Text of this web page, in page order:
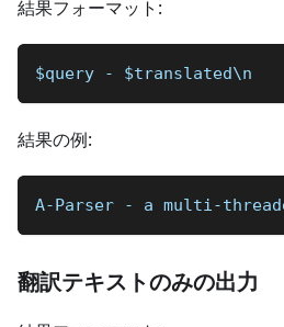
結果フォーマット:
$query - $translated\n
結果の例:
A-Parser - a multi-threaded
翻訳テキストのみの出力